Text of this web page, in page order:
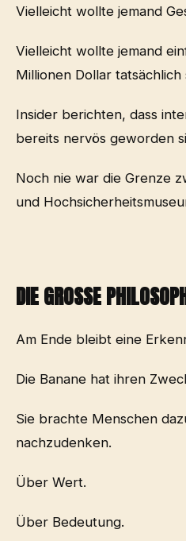
Vielleicht wollte jemand
Vielleicht wollte jemand
Millionen Dollar tatsächlich
Insider berichten, dass
bereits nervös geworden
Noch nie war die Grenze
und
DIE GROSSE
Am Ende bleibt eine
Die Banane hat ihren
Sie brachte Menschen
nachzudenken.
Über Wert.
Über Bedeutung.